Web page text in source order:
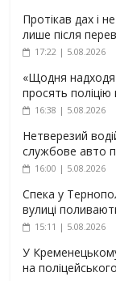
Протікав дах і
лише після
17:22 | 5.08.2026
«Щодня
просять
16:38 | 5.08.2026
Нетверезий
службове авто
16:00 | 5.08.2026
Спека у
вулиці
15:11 | 5.08.2026
У
на